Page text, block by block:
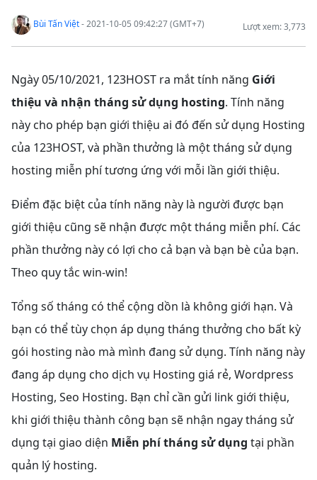
Lượt xem: 3,773
Bùi Tấn Việt- 2021-10-05 09:42:27 (GMT+7)
Ngày 05/10/2021, 123HOST ra mắt tính năng Giới
thiệu và nhận tháng sử dụng hosting. Tính năng
này cho phép bạn giới thiệu ai đó đến sử dụng Hosting
của 123HOST, và phần thưởng là một tháng sử dụng
hosting miễn phí tương ứng với mỗi lần giới thiệu.
Điểm đặc biệt của tính năng này là người được bạn
giới thiệu cũng sẽ nhận được một tháng miễn phí. Các
phần thưởng này có lợi cho cả bạn và bạn bè của bạn.
Theo quy tắc win-win!
Tổng số tháng có thể cộng dồn là không giới hạn. Và
bạn có thể tùy chọn áp dụng tháng thưởng cho bất kỳ
gói hosting nào mà mình đang sử dụng. Tính năng này
đang áp dụng cho dịch vụ Hosting giá rẻ, Wordpress
Hosting, Seo Hosting. Bạn chỉ cần gửi link giới thiệu,
khi giới thiệu thành công bạn sẽ nhận ngay tháng sử
dụng tại giao diện Miễn phí tháng sử dụng tại phần
quản lý hosting.